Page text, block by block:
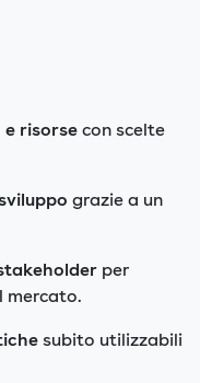
e risorse con scelte
grazie a un
per
mercato.
subito utilizzabili